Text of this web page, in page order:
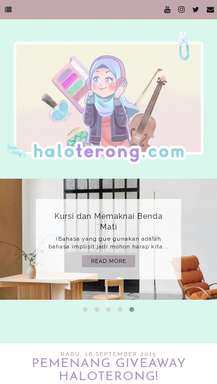
Kursi dan Memaknai Benda
Mati
(Bahasa yang gue gunakan adalah
bahasa implisit jadi mohon harap kita...
READ MORE
RABU, 16 SEPTEMBER 2015
PEMENANG GIVEAWAY
HALOTERONG!